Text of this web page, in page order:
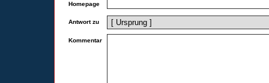
Homepage
Antwort zu
Kommentar